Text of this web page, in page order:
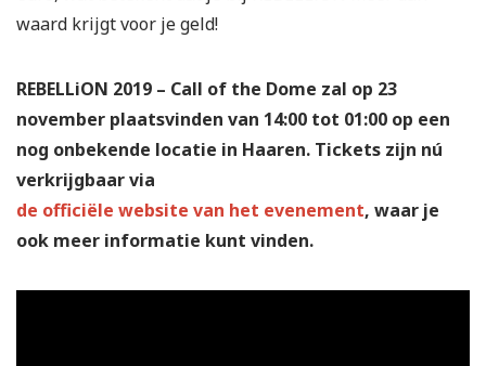
waard krijgt voor je geld!
REBELLiON 2019 – Call of the Dome zal op 23
november plaatsvinden van 14:00 tot 01:00 op een
nog onbekende locatie in Haaren. Tickets zijn nú
verkrijgbaar via
de officiële website van het evenement, waar je
ook meer informatie kunt vinden.